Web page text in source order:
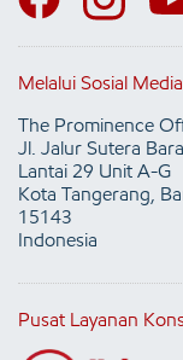
Melalui Sosial Media
The Prominence
Jl. Jalur Sutera
Lantai 29 Unit A-G
Kota Tangerang,
15143
Indonesia
Pusat Layanan